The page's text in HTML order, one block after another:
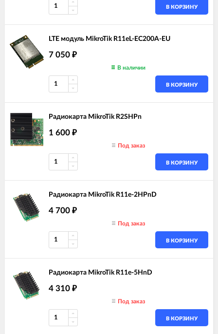
В КОРЗИНУ
LTE модуль MikroTik R11eL-EC200A-EU
7 050 ₽
В наличии
В КОРЗИНУ
Радиокарта MikroTik R2SHPn
1 600 ₽
Под заказ
В КОРЗИНУ
Радиокарта MikroTik R11e-2HPnD
4 700 ₽
Под заказ
В КОРЗИНУ
Радиокарта MikroTik R11e-5HnD
4 310 ₽
Под заказ
В КОРЗИНУ